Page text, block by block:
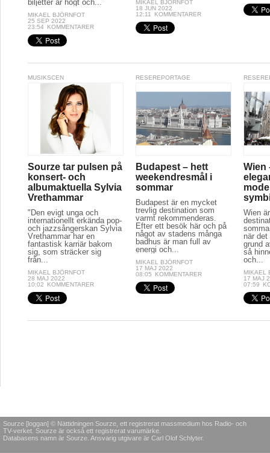
biljetter är högt och...
MIKAEL BJÖRNFOT
25 SEP 2022
23:54
KOMMENTARER
MIKAEL BJÖRNFOT
18 JUN 2022
12:11
KOMMENTARER
MUSIKSCEN
Sourze tar pulsen på
konsert- och
albumaktuella Sylvia
Vrethammar
"Den evigt unga och
internationellt erkända pop-
och jazzsångerskan Sylvia
Vrethammar har en
fantastisk karriär bakom
sig, som sträcker sig
från...
MIKAEL BJÖRNFOT
28 MAJ 2022
10:02
KOMMENTARER
RESEREPORTAGE
Budapest – hett
weekendresmål i
sommar
Budapest är en mycket
trevlig destination som
varmt rekommenderas.
Efter ett besök här och på
något av stadens många
badhus är man full av
energi och...
MIKAEL BJÖRNFOT
17 MAJ 2022
08:05
KOMMENTARER
Wien
Wien
när det
grund
så
och...
MIKAEL
17 MAJ
07:59
Sourze [loggan] © Nättidningen Sourze, ett registrerat massmedium hos Radio- och
TV-verket. Sourze är också ett registrerat varumärke.
Databasens namn är Sourze. Ansvarig utgivare är Carl Olof Schlyter.